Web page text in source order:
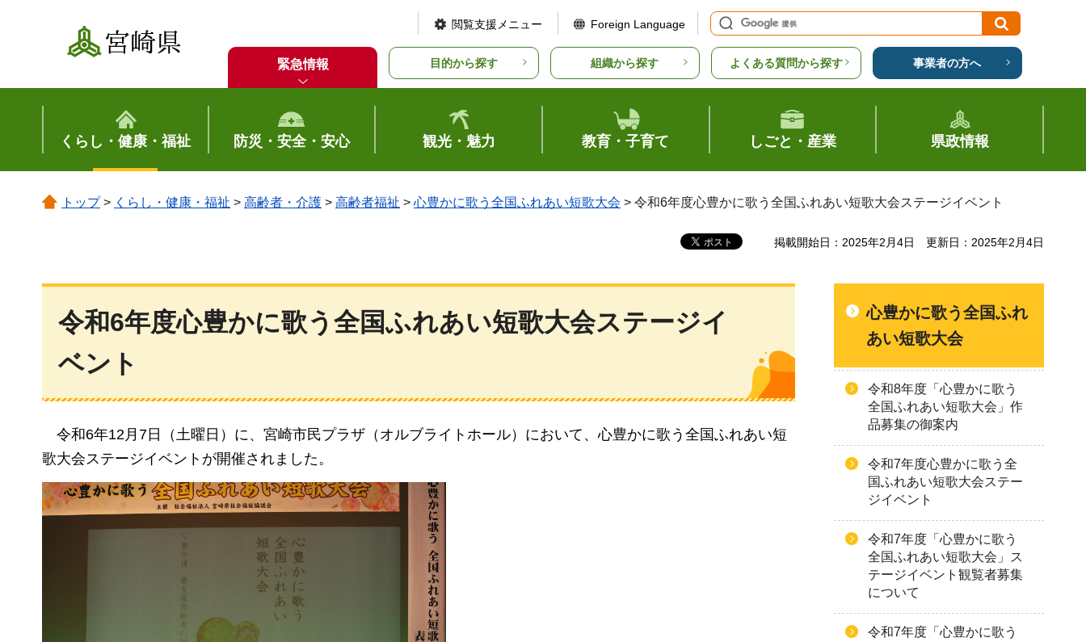
宮崎県
閲覧支援メニュー Foreign Language
緊急情報 目的から探す 組織から探す よくある質問から探す 事業者の方へ
くらし・健康・福祉 防災・安全・安心 観光・魅力 教育・子育て しごと・産業 県政情報
トップ> くらし・健康・福祉 > 高齢者・介護 > 高齢者福祉 > 心豊かに歌う全国ふれあい短歌大会 > 令和6年度心豊かに歌う全国ふれあい短歌大会ステージイベント
掲載開始日：2025年2月4日 更新日：2025年2月4日
令和6年度心豊かに歌う全国ふれあい短歌大会ステージイ
ベント
令和6年12月7日（土曜日）に、宮崎市民プラザ（オルブライトホール）において、心豊かに歌う全国ふれあい短
歌大会ステージイベントが開催されました。
心豊かに歌う全国ふれ
あい短歌大会
令和8年度「心豊かに歌う
全国ふれあい短歌大会」作
品募集の御案内
令和7年度心豊かに歌う全
国ふれあい短歌大会ステー
ジイベント
令和7年度「心豊かに歌う
全国ふれあい短歌大会」ス
テージイベント観覧者募集
について
令和7年度「心豊かに歌う